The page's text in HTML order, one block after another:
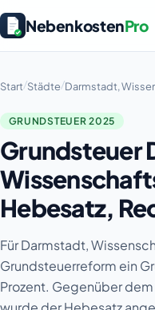
NebenkostenPro
Start/Städte/Darmstadt,
GRUNDSTEUER 2025
Grundsteuer
Hebesatz,
Für Darmstadt,
Grundsteuerreform ein
Prozent. Gegenüber